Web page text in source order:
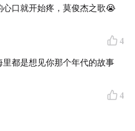
口就开始疼，莫俊杰之歌😭
4
都是想见你那个年代的故事
4